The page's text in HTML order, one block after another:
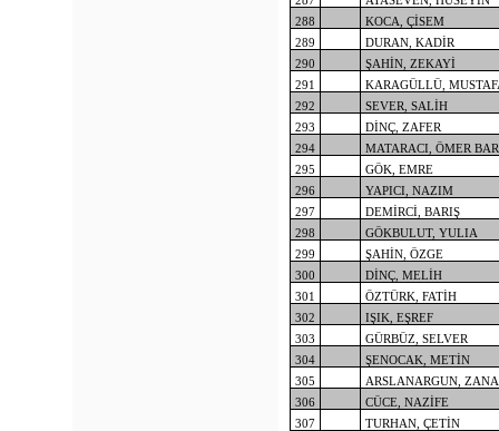
288
KOCA, ÇİSEM
289
DURAN, KADİR
290
ŞAHİN, ZEKAYİ
291
KARAGÜLLÜ,
292
SEVER, SALİH
293
DİNÇ, ZAFER
294
MATARACI, ÖMER
295
GÖK, EMRE
296
YAPICI, NAZIM
297
DEMİRCİ, BARIŞ
298
GÖKBULUT, YULIA
299
ŞAHİN, ÖZGE
300
DİNÇ, MELİH
301
ÖZTÜRK, FATİH
302
IŞIK, EŞREF
303
GÜRBÜZ, SELVER
304
ŞENOCAK, METİN
305
ARSLANARGUN, ZANA
306
CÜCE, NAZİFE
307
TURHAN, ÇETİN